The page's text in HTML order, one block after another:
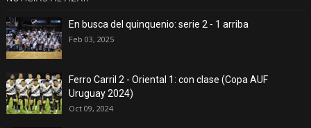
En busca del quinquenio: serie 2 - 1 arriba
Feb 03, 2025
Ferro Carril 2 - Oriental 1: con clase (Copa AUF
Uruguay 2024)
Oct 09, 2024